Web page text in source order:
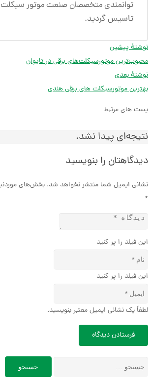
تاسیس گردید.
نوشتهٔ پیشین
محبوب‌ترین موتورسیکلت‌های برقی در تایوان
نوشتهٔ بعدی
بهترین موتورسیکلت های برقی هندی
پست های مرتبط
نتیجه‌ای پیدا نشد.
دیدگاهتان را بنویسید
نشانی ایمیل شما منتشر نخواهد شد. بخش‌های
*
این فیلد را پر کنید
این فیلد را پر کنید
لطفاً یک نشانی ایمیل معتبر بنویسید.
فرستادن دیدگاه